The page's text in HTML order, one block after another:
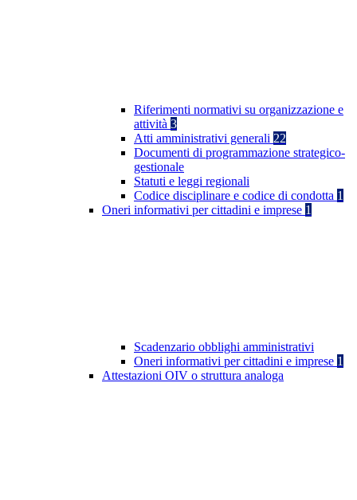
Riferimenti normativi su organizzazione e
attività 3
Atti amministrativi generali 22
Documenti di programmazione strategico-
gestionale
Statuti e leggi regionali
Codice disciplinare e codice di condotta 1
Oneri informativi per cittadini e imprese 1
Scadenzario obblighi amministrativi
Oneri informativi per cittadini e imprese 1
Attestazioni OIV o struttura analoga